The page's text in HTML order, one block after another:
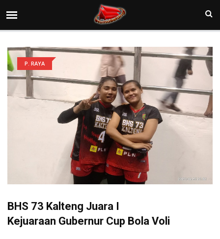
P. RAYA
BHS 73 Kalteng Juara I
Kejuaraan Gubernur Cup Bola Voli